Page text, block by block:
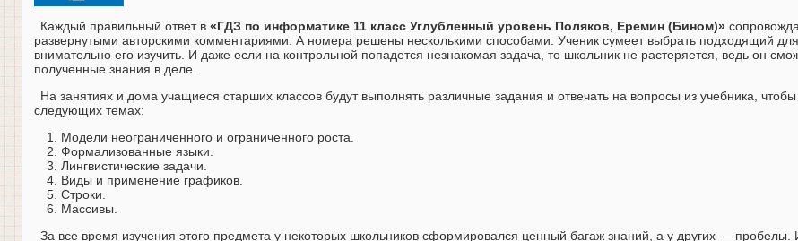
Каждый правильный ответ в «ГДЗ по информатике 11 класс Углубленный уровень Поляков, Еремин (Бином)»
развернутыми авторскими комментариями. А номера решены несколькими способами. Ученик сумеет выбрать подходящий
внимательно его изучить. И даже если на контрольной попадется незнакомая задача, то школьник не растеряется, ведь он
полученные знания в деле.
На занятиях и дома учащиеся старших классов будут выполнять различные задания и отвечать на вопросы из учебника, чтобы
следующих темах:
Модели неограниченного и ограниченного роста.
Формализованные языки.
Лингвистические задачи.
Виды и применение графиков.
Строки.
Массивы.
За все время изучения этого предмета у некоторых школьников сформировался ценный багаж знаний, а у других — пробелы.